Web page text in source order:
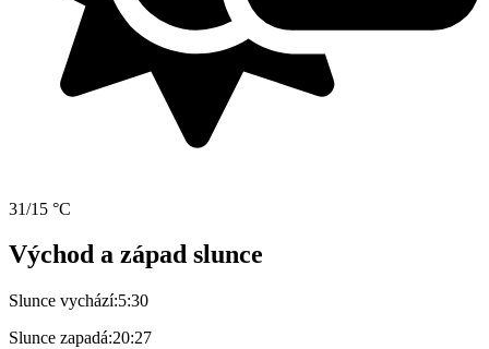
31/15 °C
Východ a západ slunce
Slunce vychází:5:30
Slunce zapadá:20:27